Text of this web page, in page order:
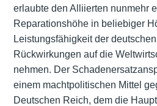
erlaubte den Alliierten nunmehr
Reparationshöhe in beliebiger
Leistungsfähigkeit der
Rückwirkungen auf die
nehmen. Der
einem machtpolitischen Mittel
Deutschen Reich, dem die